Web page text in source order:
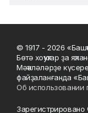
© 1917 - 2026
Бөтә хоҡуҡтар ҙа
Мәҡәләләрҙе
файҙаланғанда
Об использовании